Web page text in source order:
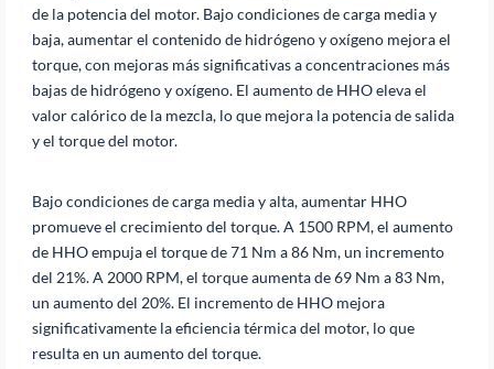
de la potencia del motor. Bajo condiciones de carga media y
baja, aumentar el contenido de hidrógeno y oxígeno mejora el
torque, con mejoras más significativas a concentraciones más
bajas de hidrógeno y oxígeno. El aumento de HHO eleva el
valor calórico de la mezcla, lo que mejora la potencia de salida
y el torque del motor.
Bajo condiciones de carga media y alta, aumentar HHO
promueve el crecimiento del torque. A 1500 RPM, el aumento
de HHO empuja el torque de 71 Nm a 86 Nm, un incremento
del 21%. A 2000 RPM, el torque aumenta de 69 Nm a 83 Nm,
un aumento del 20%. El incremento de HHO mejora
significativamente la eficiencia térmica del motor, lo que
resulta en un aumento del torque.